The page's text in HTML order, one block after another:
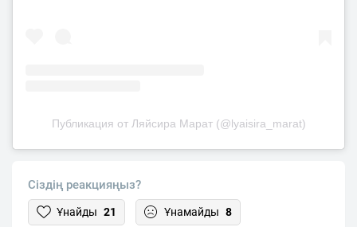
Публикация от Ляйсира Марат (@lyaisira_marat)
Сіздің реакцияңыз?
Ұнайды 21 Ұнамайды 8